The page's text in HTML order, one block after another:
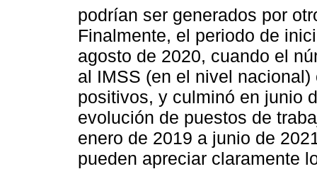
podrían ser generados por
Finalmente, el periodo de
agosto de 2020, cuando el
al IMSS (en el nivel
positivos, y culminó en junio
evolución de puestos de
enero de 2019 a junio de
pueden apreciar claramente